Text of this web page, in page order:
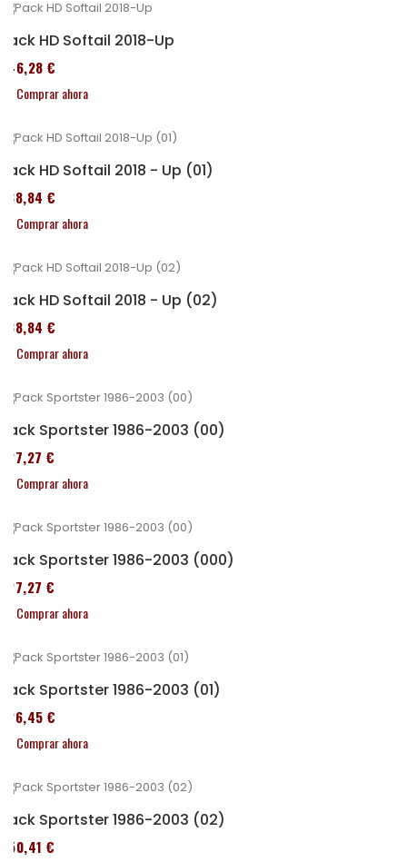
Pack HD Softail 2018-Up
246,28 €
Comprar ahora
Pack HD Softail 2018 - Up (01)
338,84 €
Comprar ahora
Pack HD Softail 2018 - Up (02)
338,84 €
Comprar ahora
Pack Sportster 1986-2003 (00)
227,27 €
Comprar ahora
Pack Sportster 1986-2003 (000)
227,27 €
Comprar ahora
Pack Sportster 1986-2003 (01)
326,45 €
Comprar ahora
Pack Sportster 1986-2003 (02)
450,41 €